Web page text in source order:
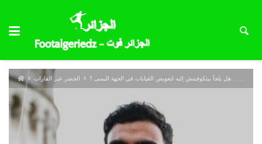
الخضر عبر القارات مهدي ليرس .. هل يلجأ بيتكوفيتش إليه لتعويض الغيابات في الجهة اليمنى ؟